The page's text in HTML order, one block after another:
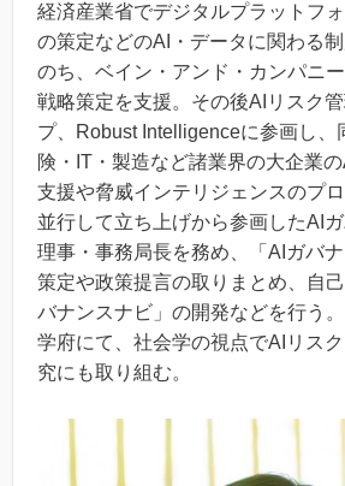
経済産業省でデジタルプラットフ
の策定などのAI・データに関わる
のち、ベイン・アンド・カンパニ
戦略策定を支援。その後AIリスク
プ、Robust Intelligenceに参画し、
険・IT・製造など諸業界の大企業
支援や脅威インテリジェンスのプロ
並行して立ち上げから参画したAI
理事・事務局長を務め、「AIガバ
策定や政策提言の取りまとめ、自
バナンスナビ」の開発などを行う
学府にて、社会学の視点でAIリス
究にも取り組む。